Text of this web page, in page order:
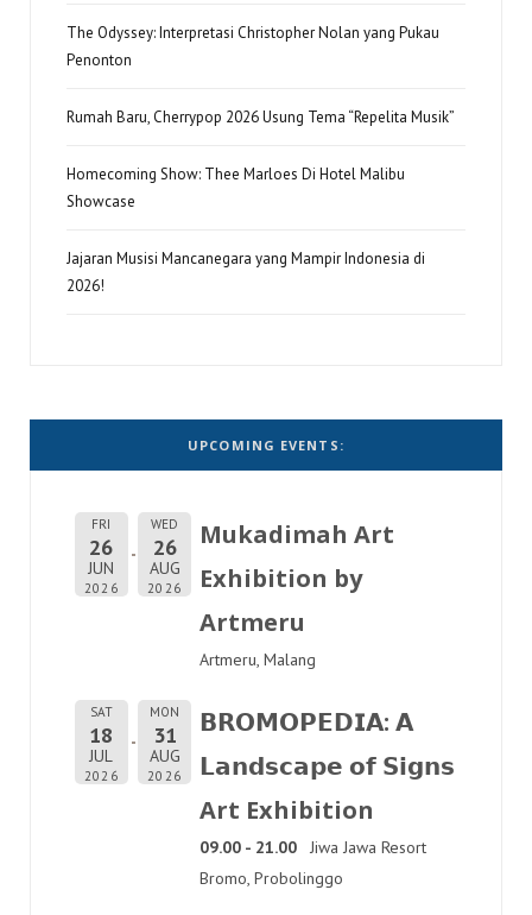
The Odyssey: Interpretasi Christopher Nolan yang Pukau
Penonton
Rumah Baru, Cherrypop 2026 Usung Tema “Repelita Musik”
Homecoming Show: Thee Marloes Di Hotel Malibu
Showcase
Jajaran Musisi Mancanegara yang Mampir Indonesia di
2026!
UPCOMING EVENTS:
FRI
26
JUN
2026
WED
26
AUG
2026
Mukadimah Art
Exhibition by
Artmeru
Artmeru, Malang
SAT
18
JUL
2026
MON
31
AUG
2026
𝗕𝗥𝗢𝗠𝗢𝗣𝗘𝗗𝗜𝗔: 𝗔
𝗟𝗮𝗻𝗱𝘀𝗰𝗮𝗽𝗲 𝗼𝗳 𝗦𝗶𝗴𝗻𝘀
Art Exhibition
09.00 - 21.00
Jiwa Jawa Resort
Bromo, Probolinggo